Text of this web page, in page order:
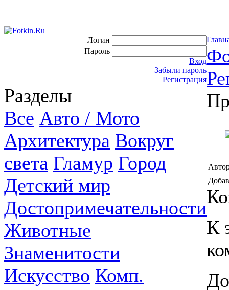
Логин
Пароль
Вход
Забыли пароль
Регистрация
Разделы
Все Авто / Мото
Архитектура Вокруг
света Гламур Город
Детский мир
Достопримечательности
Животные
Знаменитости
Искусство Комп.
К